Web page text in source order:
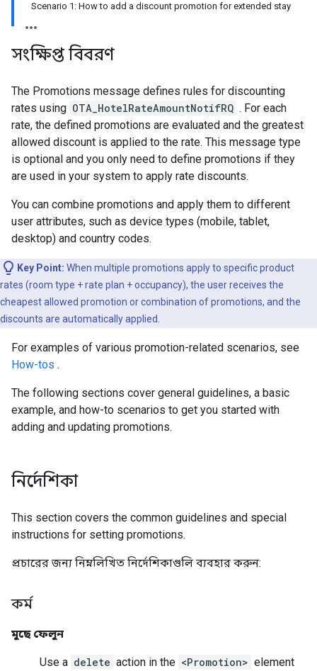
Scenario 1: How to add a discount promotion for extended stay
সংক্ষিপ্ত বিবরণ
The Promotions message defines rules for discounting
rates using OTA_HotelRateAmountNotifRQ . For each
rate, the defined promotions are evaluated and the greatest
allowed discount is applied to the rate. This message type
is optional and you only need to define promotions if they
are used in your system to apply rate discounts.
You can combine promotions and apply them to different
user attributes, such as device types (mobile, tablet,
desktop) and country codes.
Key Point: When multiple promotions apply to specific product
rates (room type + rate plan + occupancy), the user receives the
cheapest allowed promotion or combination of promotions, and the
discounts are automatically applied.
For examples of various promotion-related scenarios, see
How-tos .
The following sections cover general guidelines, a basic
example, and how-to scenarios to get you started with
adding and updating promotions.
নির্দেশিকা
This section covers the common guidelines and special
instructions for setting promotions.
প্রচারের জন্য নিম্নলিখিত নির্দেশিকাগুলি ব্যবহার করুন:
কর্ম
মুছে ফেলুন
Use a delete action in the <Promotion> element